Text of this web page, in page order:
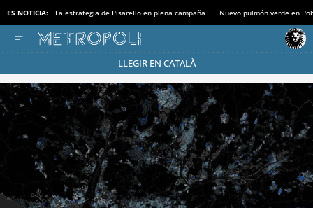
ES NOTICIA: La estrategia de Pisarello en plena campaña Nuevo pulmón verde en
LLEGIR EN CATALÀ
Pásate al MODO AHORRO